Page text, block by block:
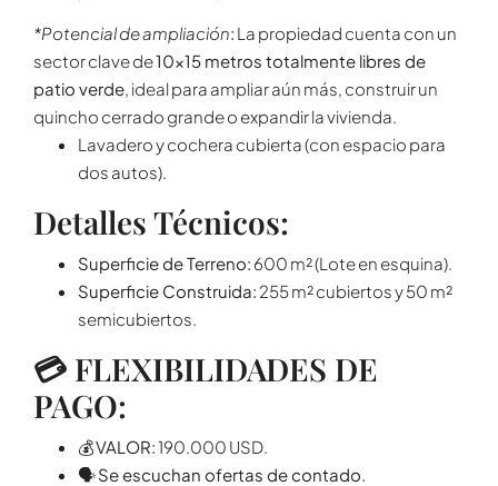
*Potencial de ampliación: La propiedad cuenta con un
sector clave de10×15 metros totalmente libres de
patio verde, ideal para ampliar aún más, construir un
quincho cerrado grande o expandir la vivienda.
Lavadero y cochera cubierta (con espacio para
dos autos).
Detalles Técnicos:
Superficie de Terreno: 600 m² (Lote en esquina).
Superficie Construida: 255 m² cubiertos y 50 m²
semicubiertos.
💳 FLEXIBILIDADES DE
PAGO:
💰VALOR:190.000 USD.
🗣️Se escuchan ofertas de contado.